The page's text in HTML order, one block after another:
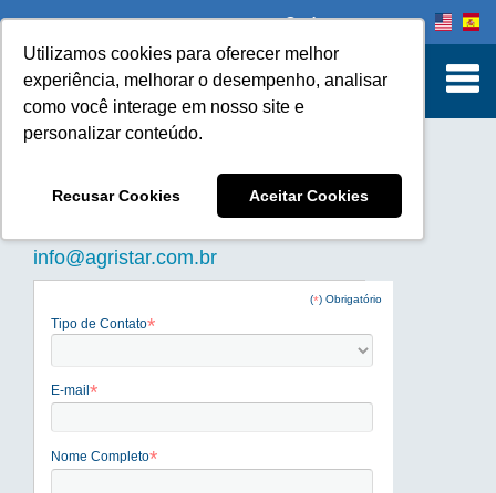
Utilizamos cookies para oferecer melhor
experiência, melhorar o desempenho, analisar
como você interage em nosso site e
personalizar conteúdo.
Recusar Cookies Aceitar Cookies
Onde comprar
ATENDIMENTO
info@agristar.com.br
(*) Obrigatório
Tipo de Contato*
E-mail*
*
Nome Completo